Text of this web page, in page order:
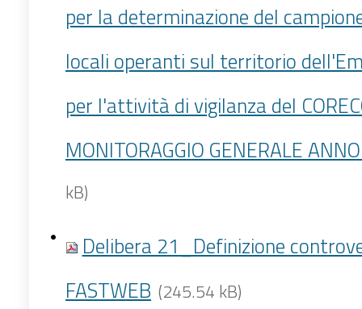
per la determinazione del
locali operanti sul territorio
per l'attività di vigilanza del
MONITORAGGIO GENERALE
kB)
Delibera 21_Definizione
FASTWEB (245.54 kB)